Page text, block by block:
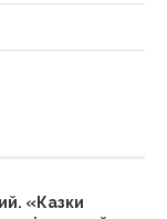
«Казки